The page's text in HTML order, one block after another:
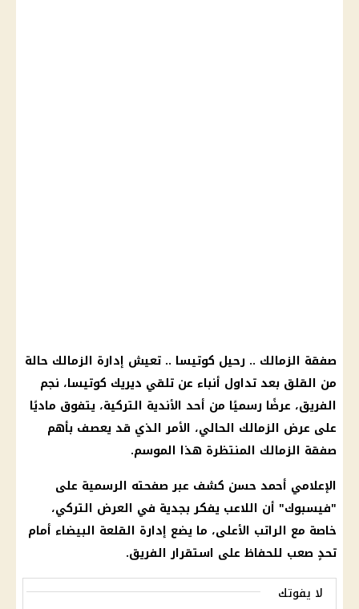
صفقة الزمالك .. رحيل كوتيسا .. تعيش إدارة الزمالك حالة
من القلق بعد تداول أنباء عن تلقي ديريك كوتيسا، نجم
الفريق، عرضًا رسميًا من أحد الأندية التركية، يتفوق ماديًا
على عرض الزمالك الحالي، الأمر الذي قد يعصف بأهم
صفقة الزمالك المنتظرة هذا الموسم.
الإعلامي أحمد حسن كشف عبر صفحته الرسمية على
"فيسبوك" أن اللاعب يفكر بجدية في العرض التركي،
خاصة مع الراتب الأعلى، ما يضع إدارة القلعة البيضاء أمام
تحدٍ صعب للحفاظ على استقرار الفريق.
لا يفوتك